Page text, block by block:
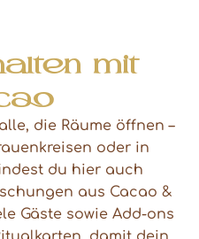
mit
die Räume öffnen –
oder in
du hier auch
aus Cacao &
Gäste sowie Add-ons